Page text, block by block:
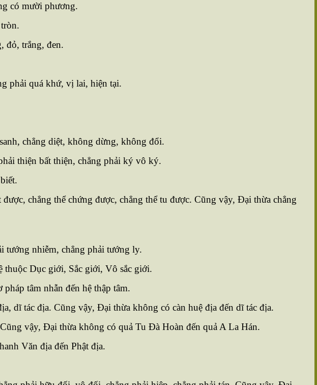
có mười phương.
đỏ, trắng, đen.
phải quá khứ, vị lai, hiện tại.
chẳng diệt, không dừng, không đổi.
thiện bất thiện, chẳng phải ký vô ký.
chẳng thể chứng được, chẳng thể tu được. Cũng vậy, Ðại thừa chẳng
tướng nhiễm, chẳng phải tướng ly.
thuộc Dục giới, Sắc giới, Vô sắc giới.
tâm nhẫn đến hệ thập tâm.
dĩ tác địa. Cũng vậy, Ðại thừa không có càn huệ địa đến dĩ tác địa.
vậy, Ðại thừa không có quả Tu Ðà Hoàn đến quả A La Hán.
Văn địa đến Phật địa.